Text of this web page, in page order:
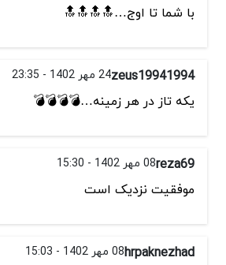
با شما تا اوج…🔝🔝🔝🔝
zeus1994199424 مهر 1402 - 23:35
یکه تاز در هر زمینه…💣💣💣💣
reza6908 مهر 1402 - 15:30
موفقیت نزدیک است
hrpaknezhad08 مهر 1402 - 15:03